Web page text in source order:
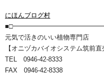
にほんブログ村
元気で活きのいい植物専門店
【オニヅカバイオシステム筑前直
TEL 0946-42-8333
FAX 0946-42-8338